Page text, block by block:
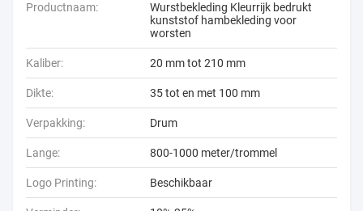
Productnaam:
Wurstbekleding Kleurrijk bedrukt
kunststof hambekleding voor
worsten
Kaliber: 20 mm tot 210 mm
Dikte: 35 tot en met 100 mm
Verpakking: Drum
Lange: 800-1000 meter/trommel
Logo Printing: Beschikbaar